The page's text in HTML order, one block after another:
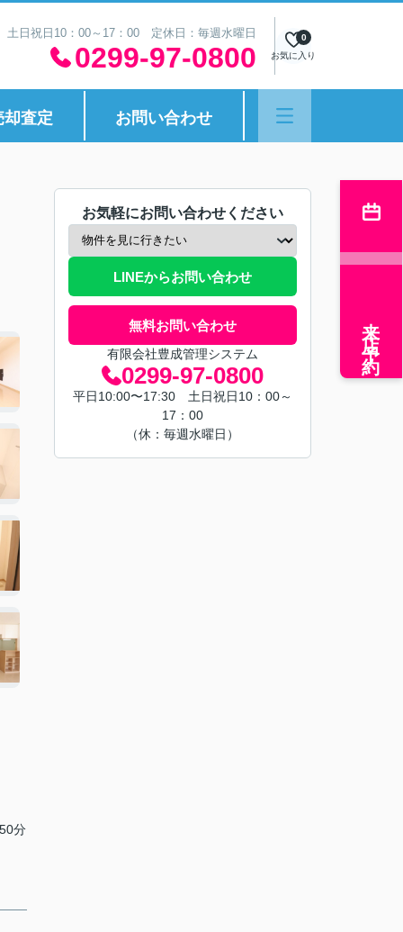
日祝日10：00～17：00 定休日：毎週水曜日
0299-97-0800 お気に入り
0
却査定 お問い合わせ
分
お気軽にお問い合わせください
LINEからお問い合わせ
無料お問い合わせ
有限会社豊成管理システム
0299-97-0800
平日10:00〜17:30 土日祝日10：00～
17：00
（休：毎週水曜日）
来店予約